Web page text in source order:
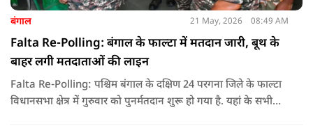
बंगाल 21 May, 2026 08:49 AM
Falta Re-Polling: बंगाल के फाल्टा में मतदान जारी, बूथ के
बाहर लगी मतदाताओं की लाइन
Falta Re-Polling: पश्चिम बंगाल के दक्षिण 24 परगना जिले के फाल्टा
विधानसभा क्षेत्र में गुरुवार को पुनर्मतदान शुरू हो गया है. यहां के सभी